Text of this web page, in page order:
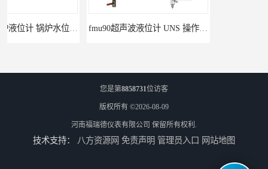
fmu90超声波液位计 UNS 操作简单
您是第8858731位访客
版权所有 ©2026-08-09
河南福瑞德仪表有限公司 保留所有权利.
技术支持： 八方资源网 免责声明 管理员入口 网站地图